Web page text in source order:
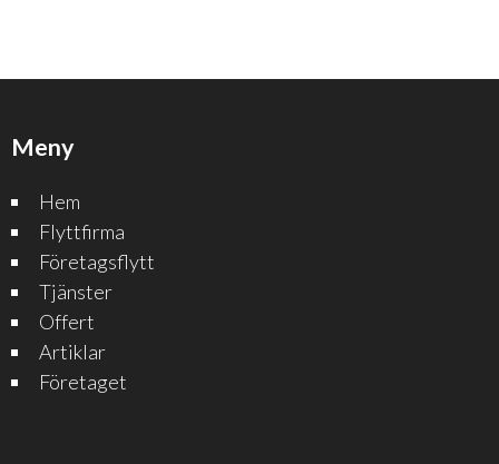
Meny
Hem
Flyttfirma
Företagsflytt
Tjänster
Offert
Artiklar
Företaget